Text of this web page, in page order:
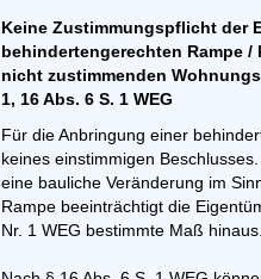
Keine Zustimmungspflicht der
behindertengerechten Rampe
nicht zustimmenden
1, 16 Abs. 6 S. 1 WEG
Für die Anbringung einer
keines einstimmigen
eine bauliche Veränderung im
Rampe beeinträchtigt die
Nr. 1 WEG bestimmte Maß hinaus.